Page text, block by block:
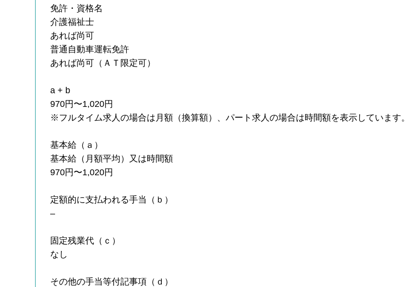
免許・資格名
介護福祉士
あれば尚可
普通自動車運転免許
あれば尚可（ＡＴ限定可）
a + b
970円〜1,020円
※フルタイム求人の場合は月額（換算額）、パート求人の場合は時間額を表示しています。
基本給（ａ）
基本給（月額平均）又は時間額
970円〜1,020円
定額的に支払われる手当（ｂ）
–
固定残業代（ｃ）
なし
その他の手当等付記事項（ｄ）